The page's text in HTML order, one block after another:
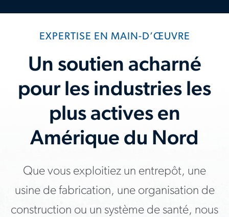
EXPERTISE EN MAIN-D’ŒUVRE
Un soutien acharné
pour les industries les
plus actives en
Amérique du Nord
Que vous exploitiez un entrepôt, une
usine de fabrication, une organisation de
construction ou un système de santé, nous